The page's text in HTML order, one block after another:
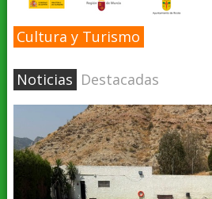
Cultura y Turismo
Noticias Destacadas